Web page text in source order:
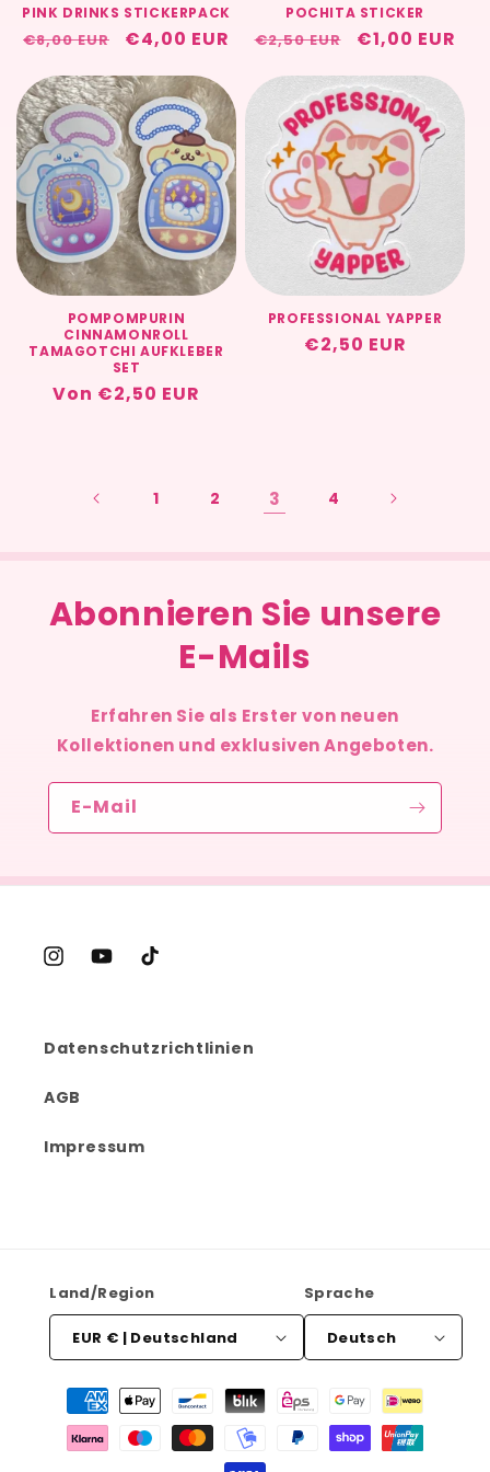
PINK DRINKS STICKERPACK
Normaler
€8,00 EUR Verkaufspreis
€4,00 EUR
POCHITA STICKER
Normaler
€2,50 EUR €1,00 EUR
POMPOMPURIN
CINNAMONROLL
TAMAGOTCHI AUFKLEBER
SET
Normaler
Von €2,50 EUR
PROFESSIONAL YAPPER
Normaler
€2,50 EUR
1 2 3 4
Abonnieren Sie unsere
E-Mails
Erfahren Sie als Erster von neuen
Kollektionen und exklusiven Angeboten.
E-Mail
InstagramYouTubeTikTok
Datenschutzrichtlinien
AGB
Impressum
Land/Region
EUR € | Deutschland
Sprache
Deutsch
Zahlungsmethoden